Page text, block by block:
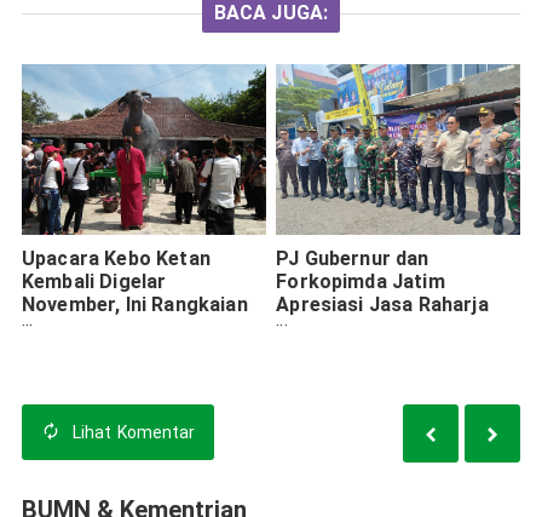
BACA JUGA:
Upacara Kebo Ketan
Kembali Digelar
November, Ini Rangkaian
Acaranya
PJ Gubernur dan
Forkopimda Jatim
Apresiasi Jasa Raharja
pada Kunjungan Pos
Lihat Komentar
BUMN & Kementrian